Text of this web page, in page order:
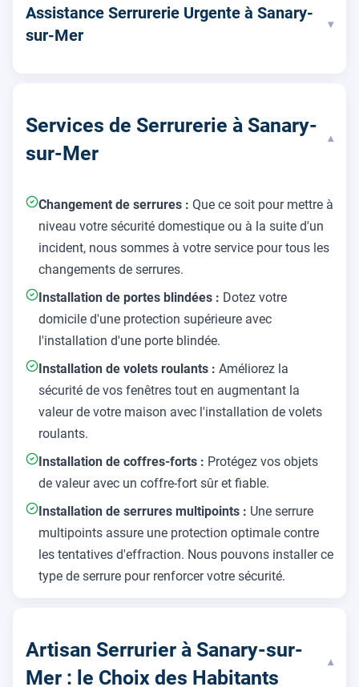
Assistance Serrurerie Urgente à Sanary-
sur-Mer
▾
Services de Serrurerie à Sanary-
sur-Mer
▾
Changement de serrures : Que ce soit pour mettre à
niveau votre sécurité domestique ou à la suite d'un
incident, nous sommes à votre service pour tous les
changements de serrures.
Installation de portes blindées : Dotez votre
domicile d'une protection supérieure avec
l'installation d'une porte blindée.
Installation de volets roulants : Améliorez la
sécurité de vos fenêtres tout en augmentant la
valeur de votre maison avec l'installation de volets
roulants.
Installation de coffres-forts : Protégez vos objets
de valeur avec un coffre-fort sûr et fiable.
Installation de serrures multipoints : Une serrure
multipoints assure une protection optimale contre
les tentatives d'effraction. Nous pouvons installer ce
type de serrure pour renforcer votre sécurité.
Artisan Serrurier à Sanary-sur-
Mer : le Choix des Habitants
▾